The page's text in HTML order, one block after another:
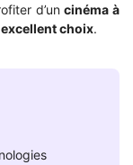
d’uncinéma à
excellent choix.